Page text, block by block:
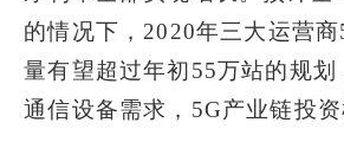
的情况下，2020年三大运营
量有望超过年初55万站的规划
通信设备需求，5G产业链投资